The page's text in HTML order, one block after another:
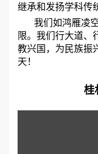
继承和发扬学科传
我们如鸿雁凌
限。我们行大道、
教兴国，为民族振
天！
桂